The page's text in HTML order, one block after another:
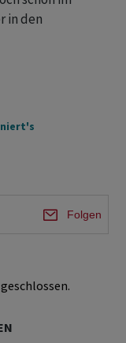
in den
Folgen